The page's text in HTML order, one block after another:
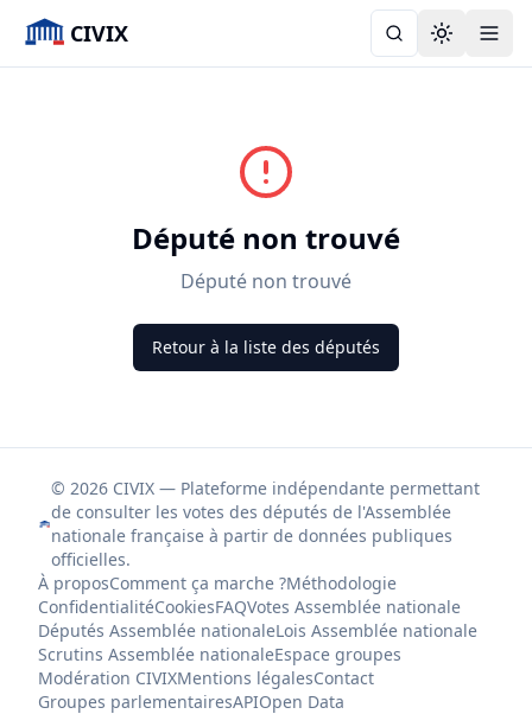
CIVIX Toggle
Député non trouvé
Député non trouvé
Retour à la liste des députés
© 2026 CIVIX — Plateforme indépendante permettant
de consulter les votes des députés de l'Assemblée
nationale française à partir de données publiques
officielles.
À proposComment ça marche ?Méthodologie
ConfidentialitéCookiesFAQVotes Assemblée nationale
Députés Assemblée nationaleLois Assemblée nationale
Scrutins Assemblée nationaleEspace groupes
Modération CIVIXMentions légalesContact
Groupes parlementairesAPIOpen Data